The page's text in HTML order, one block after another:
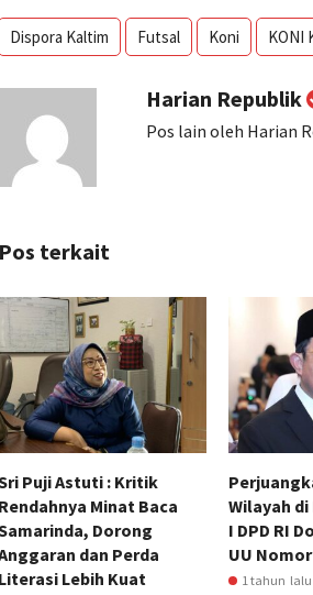
Dispora Kaltim Futsal Koni KONI
Harian Republik
Pos lain oleh Harian
Pos terkait
Puji Astuti : Kritik
Rendahnya Minat Baca
Dorong
dan Perda
Literasi Lebih Kuat
Wilayah
I DPD RI
UU Nomor
1 tahun lalu